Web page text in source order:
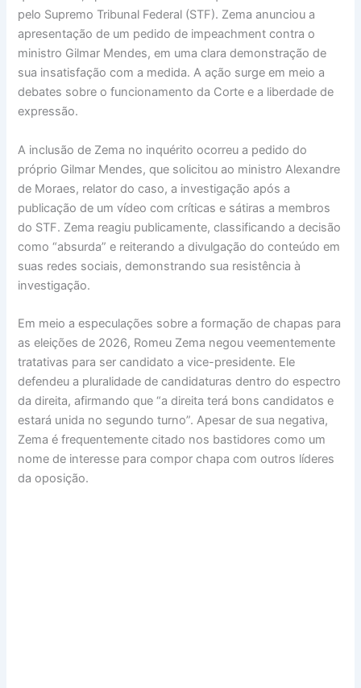
pelo Supremo Tribunal Federal (STF). Zema anunciou a
apresentação de um pedido de impeachment contra o
ministro Gilmar Mendes, em uma clara demonstração de
sua insatisfação com a medida. A ação surge em meio a
debates sobre o funcionamento da Corte e a liberdade de
expressão.
A inclusão de Zema no inquérito ocorreu a pedido do
próprio Gilmar Mendes, que solicitou ao ministro Alexandre
de Moraes, relator do caso, a investigação após a
publicação de um vídeo com críticas e sátiras a membros
do STF. Zema reagiu publicamente, classificando a decisão
como “absurda” e reiterando a divulgação do conteúdo em
suas redes sociais, demonstrando sua resistência à
investigação.
Em meio a especulações sobre a formação de chapas para
as eleições de 2026, Romeu Zema negou veementemente
tratativas para ser candidato a vice-presidente. Ele
defendeu a pluralidade de candidaturas dentro do espectro
da direita, afirmando que “a direita terá bons candidatos e
estará unida no segundo turno”. Apesar de sua negativa,
Zema é frequentemente citado nos bastidores como um
nome de interesse para compor chapa com outros líderes
da oposição.